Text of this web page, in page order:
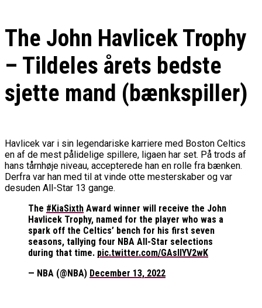
The John Havlicek Trophy
– Tildeles årets bedste
sjette mand (bænkspiller)
Havlicek var i sin legendariske karriere med Boston Celtics
en af de mest pålidelige spillere, ligaen har set. På trods af
hans tårnhøje niveau, accepterede han en rolle fra bænken.
Derfra var han med til at vinde otte mesterskaber og var
desuden All-Star 13 gange.
The #KiaSixth Award winner will receive the John
Havlicek Trophy, named for the player who was a
spark off the Celtics’ bench for his first seven
seasons, tallying four NBA All-Star selections
during that time. pic.twitter.com/GAslIYV2wK
— NBA (@NBA) December 13, 2022